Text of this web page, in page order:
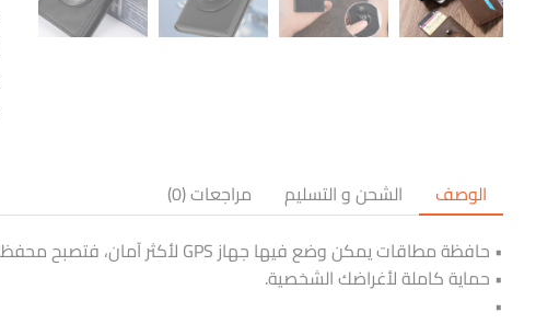
الوصف الشحن و التسليم
مراجعات (0)
• حافظة مطاقات يمكن وضع فيها جهاز GPS لأكثر آمان، فتصبح محفظة مضادة للسرقة.
• حماية كاملة لأغراضك الشخصية.
•